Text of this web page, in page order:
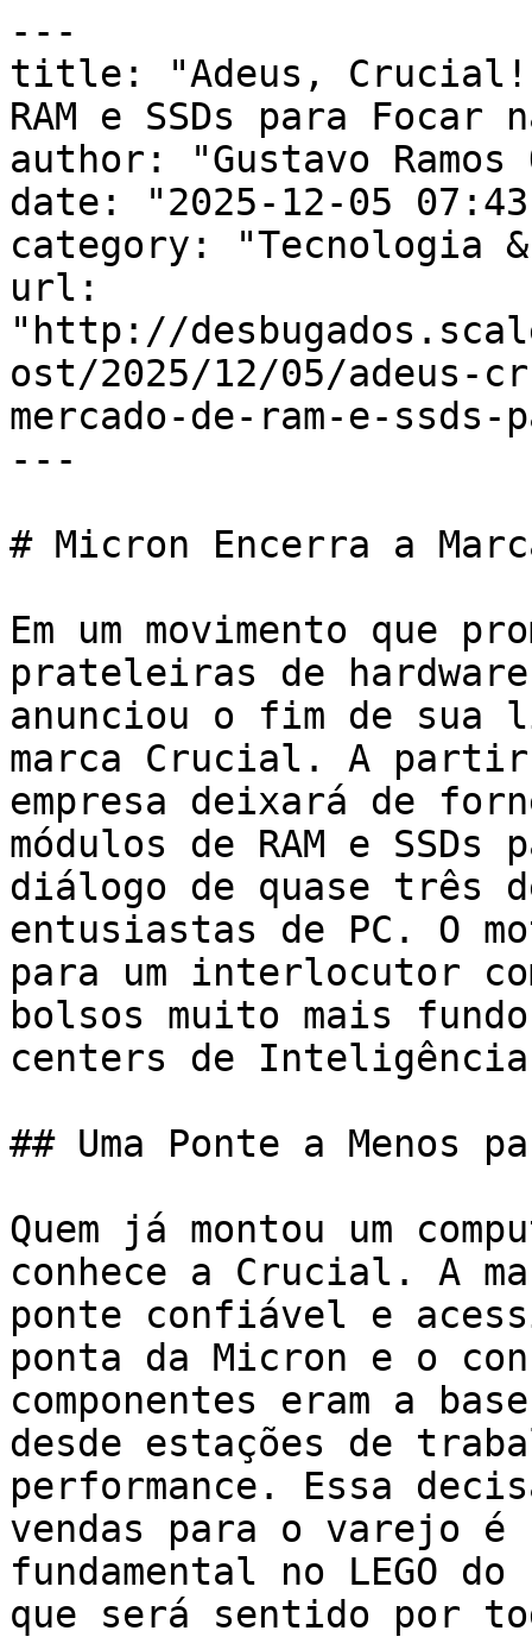
---
title: "Adeus, Crucial!
RAM e SSDs para
author: "Gustavo
date: "2025-12-05
category: "Tecnologia
url:
"http://
ost/2025/12/05/adeus-
mercado-de-ram-e-
---
# Micron Encerra a
Em um movimento que
prateleiras de
anunciou o fim de sua
marca Crucial. A
empresa deixará de
módulos de RAM e
diálogo de quase três
entusiastas de PC. O
para um interlocutor
bolsos muito mais
centers de
## Uma Ponte a Menos
Quem já montou um
conhece a Crucial. A
ponte confiável e
ponta da Micron e o
componentes eram a
desde estações de
performance. Essa
vendas para o varejo é
fundamental no LEGO
que será sentido por